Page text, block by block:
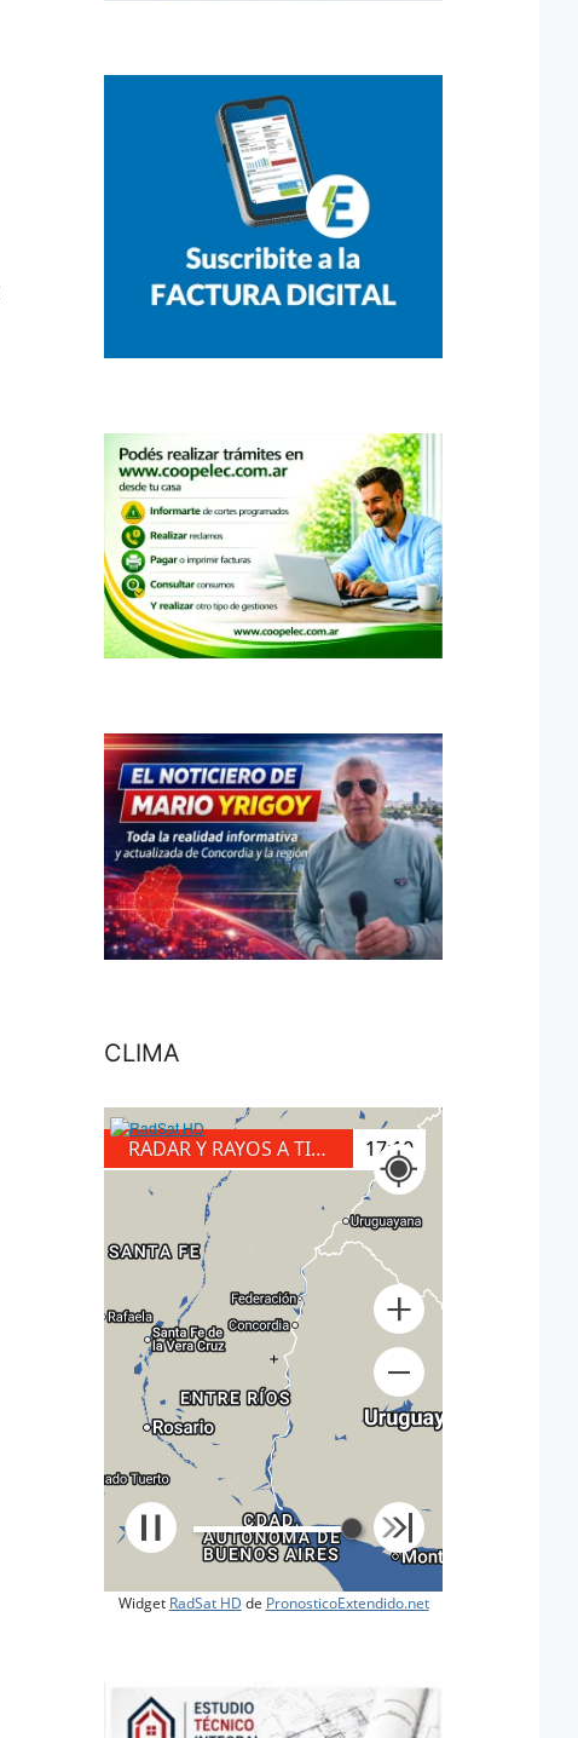
CLIMA
RADAR Y RAYOS A TIERRA 17:10
+
Widget RadSat HD de PronosticoExtendido.net